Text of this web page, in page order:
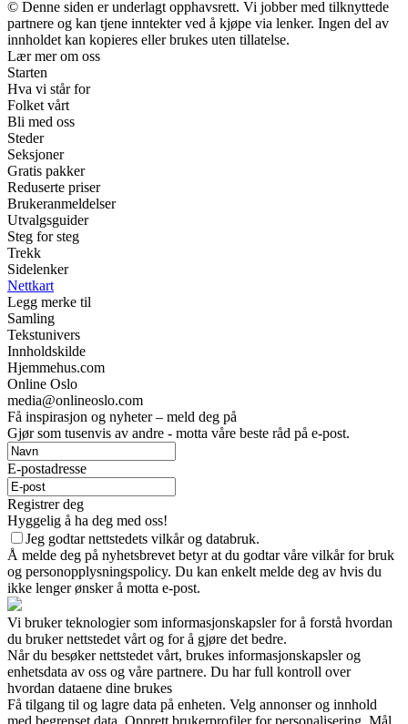
© Denne siden er underlagt opphavsrett. Vi jobber med tilknyttede
partnere og kan tjene inntekter ved å kjøpe via lenker. Ingen del av
innholdet kan kopieres eller brukes uten tillatelse.
Lær mer om oss
Starten
Hva vi står for
Folket vårt
Bli med oss
Steder
Seksjoner
Gratis pakker
Reduserte priser
Brukeranmeldelser
Utvalgsguider
Steg for steg
Trekk
Sidelenker
Nettkart
Legg merke til
Samling
Tekstunivers
Innholdskilde
Hjemmehus.com
Online Oslo
media@onlineoslo.com
Få inspirasjon og nyheter – meld deg på
Gjør som tusenvis av andre - motta våre beste råd på e-post.
E-postadresse
Registrer deg
Hyggelig å ha deg med oss!
Jeg godtar nettstedets vilkår og databruk.
Å melde deg på nyhetsbrevet betyr at du godtar våre vilkår for bruk
og personopplysningspolicy. Du kan enkelt melde deg av hvis du
ikke lenger ønsker å motta e-post.
Vi bruker teknologier som informasjonskapsler for å forstå hvordan
du bruker nettstedet vårt og for å gjøre det bedre.
Når du besøker nettstedet vårt, brukes informasjonskapsler og
enhetsdata av oss og våre partnere. Du har full kontroll over
hvordan dataene dine brukes
Få tilgang til og lagre data på enheten. Velg annonser og innhold